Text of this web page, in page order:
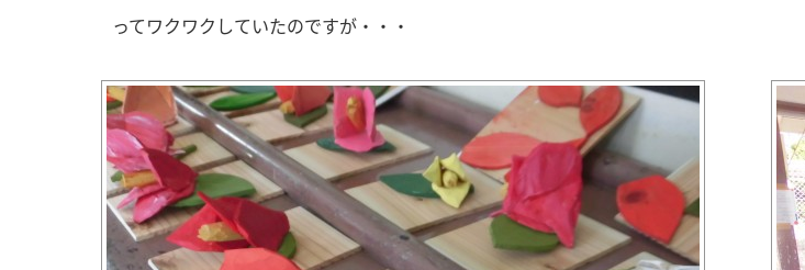
ってワクワクしていたのですが・・・